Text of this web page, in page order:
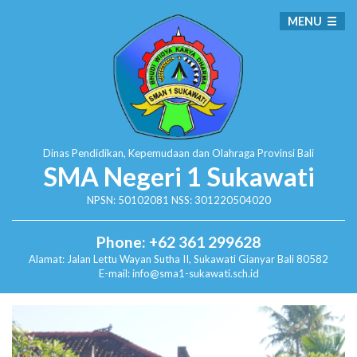
Dinas Pendidikan, Kepemudaan dan Olahraga Provinsi Bali
SMA Negeri 1 Sukawati
NPSN: 50102081 NSS: 301220504020
Phone: +62 361 299628
Alamat: Jalan Lettu Wayan Sutha II, SukawatiGianyar Bali 80582
E-mail: info@sma1-sukawati.sch.id
MENU